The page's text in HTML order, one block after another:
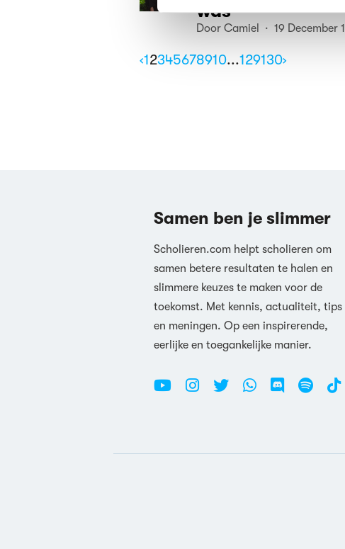
was
Door Camiel · 19 December
‹12345678910...129130›
Samen ben je slimmer
Scholieren.com helpt scholieren om
samen betere resultaten te halen en
slimmere keuzes te maken voor de
toekomst. Met kennis, actualiteit, tips
en meningen. Op een inspirerende,
eerlijke en toegankelijke manier.